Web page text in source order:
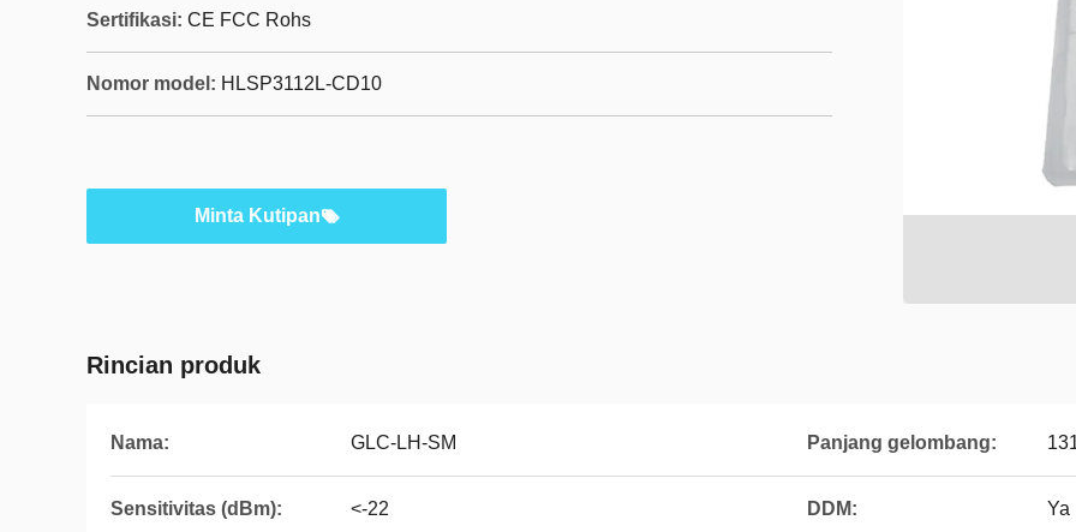
Sertifikasi: CE FCC Rohs
Nomor model: HLSP3112L-CD10
Minta Kutipan
Rincian produk
Nama: GLC-LH-SM Panjang gelombang:
Sensitivitas (dBm): <-22 DDM: Ya